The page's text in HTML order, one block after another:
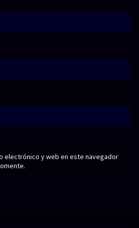
electrónico y web en este navegador